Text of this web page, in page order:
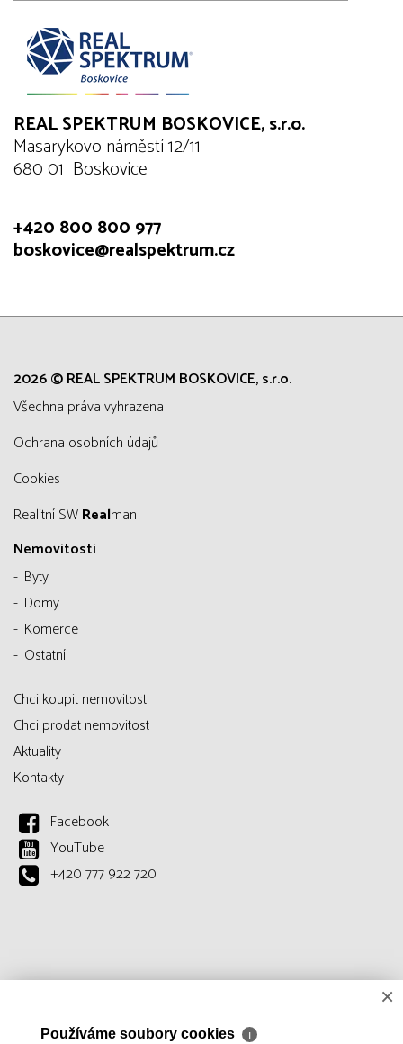
REAL SPEKTRUM BOSKOVICE, s.r.o.
Masarykovo náměstí 12/11
680 01 Boskovice
+420 800 800 977
boskovice@realspektrum.cz
2026 © REAL SPEKTRUM BOSKOVICE, s.r.o.
všechna práva vyhrazena
Ochrana osobních údajů
Cookies
Realitní SWRealman
Nemovitosti
Byty
Domy
Komerce
Ostatní
Chci koupit nemovitost
Chci prodat nemovitost
Aktuality
Kontakty
Facebook
YouTube
+420 777 922 720
×
Používáme soubory cookies ℹ